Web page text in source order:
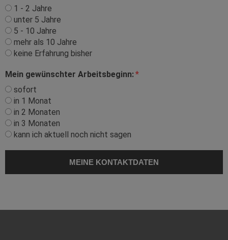
1 - 2 Jahre
unter 5 Jahre
5 - 10 Jahre
mehr als 10 Jahre
keine Erfahrung bisher
Mein gewünschter Arbeitsbeginn:
sofort
in 1 Monat
in 2 Monaten
in 3 Monaten
kann ich aktuell noch nicht sagen